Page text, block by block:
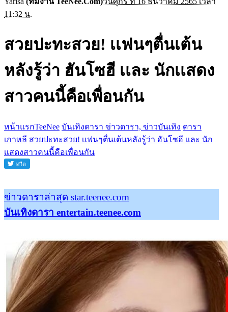
11:32 น.
สวยปะทะสวย! เเฟนๆตื่นเต้น
หลังรู้ว่า ฮันโซฮี เเละ นักเเสดง
สาวคนนี้คือเพื่อนกัน
หน้าแรกTeeNee บันเทิงดารา ข่าวดารา, ข่าวบันเทิง ดารา
เกาหลี สวยปะทะสวย! เเฟนๆตื่นเต้นหลังรู้ว่า ฮันโซฮี เเละ นัก
เเสดงสาวคนนี้คือเพื่อนกัน
ข่าวดาราล่าสุด star.teenee.com
บันเทิงดารา entertain.teenee.com